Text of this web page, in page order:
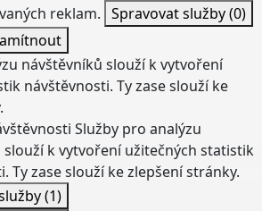
reklam. Spravovat služby(0)
návštěvníků slouží k vytvoření
návštěvnosti. Ty zase slouží ke
Služby pro analýzu
slouží k vytvoření užitečných statistik
Ty zase slouží ke zlepšení stránky.
(1)